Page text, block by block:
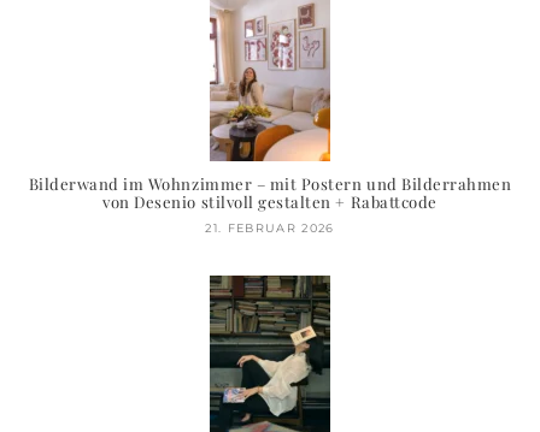
Bilderwand im Wohnzimmer – mit Postern und Bilderrahmen
von Desenio stilvoll gestalten + Rabattcode
21. FEBRUAR 2026